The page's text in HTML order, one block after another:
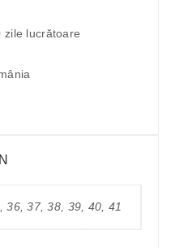
zile lucrătoare
36, 37, 38, 39, 40, 41